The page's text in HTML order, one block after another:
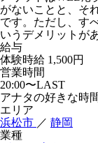
がないことと、そ
です。ただし、す
いうデメリットが
給与
体験時給 1,500円
営業時間
20:00〜LAST
アナタの好きな時
エリア
浜松市 ／ 静岡
業種